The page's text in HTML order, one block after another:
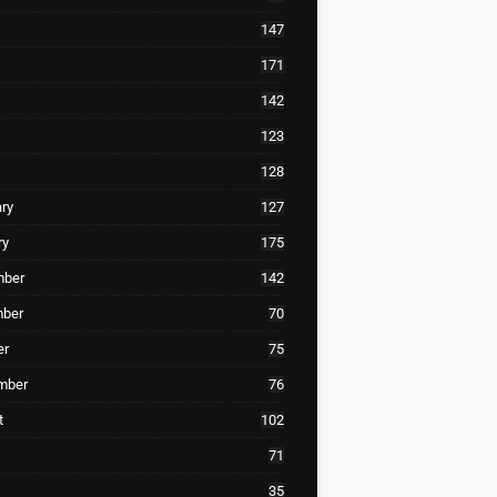
147
171
142
123
128
127
175
142
70
75
76
102
71
35